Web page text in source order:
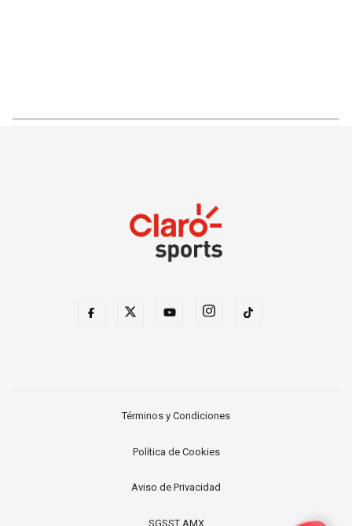
Términos y Condiciones
Política de Cookies
Aviso de Privacidad
SGSST AMX